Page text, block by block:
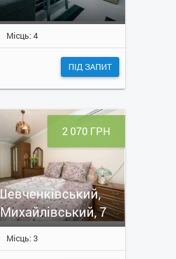
Місць: 4
ПІД ЗАПИТ
2 070 ГРН
7
Місць: 3